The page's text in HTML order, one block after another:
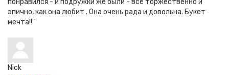
понравился - и подружки же были - всё торжественно и
эпично, как она любит . Она очень рада и довольна. Букет
мечта!!"
Nick